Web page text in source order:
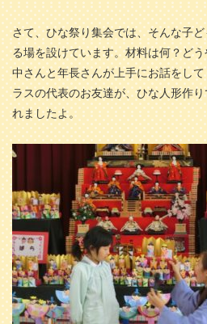
さて、ひな祭り集会では、そんな子
る場を設けています。材料は何？ど
中さんと年長さんが上手にお話をし
ラスの代表のお友達が、ひな人形作
れましたよ。